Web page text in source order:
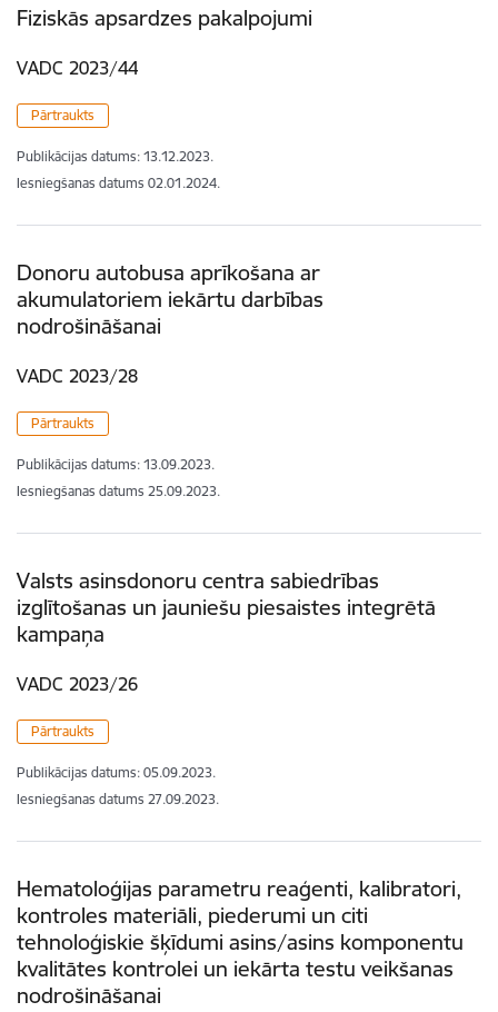
Fiziskās apsardzes pakalpojumi
VADC 2023/44
Pārtraukts
Publikācijas datums: 13.12.2023.
Iesniegšanas datums 02.01.2024.
Donoru autobusa aprīkošana ar
akumulatoriem iekārtu darbības
nodrošināšanai
VADC 2023/28
Pārtraukts
Publikācijas datums: 13.09.2023.
Iesniegšanas datums 25.09.2023.
Valsts asinsdonoru centra sabiedrības
izglītošanas un jauniešu piesaistes integrētā
kampaņa
VADC 2023/26
Pārtraukts
Publikācijas datums: 05.09.2023.
Iesniegšanas datums 27.09.2023.
Hematoloģijas parametru reaģenti, kalibratori,
kontroles materiāli, piederumi un citi
tehnoloģiskie šķīdumi asins/asins komponentu
kvalitātes kontrolei un iekārta testu veikšanas
nodrošināšanai